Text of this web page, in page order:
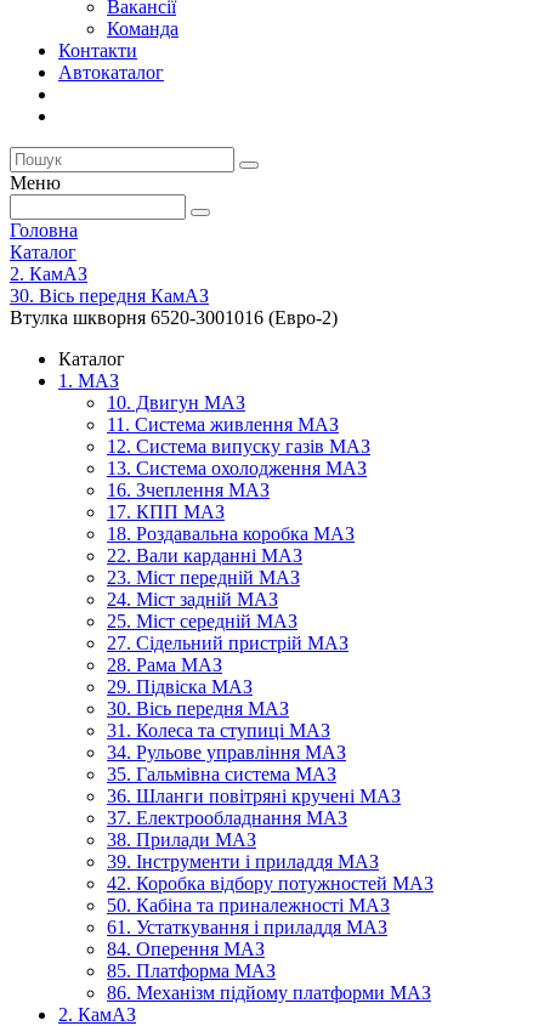
Вакансії
Команда
Контакти
Автокаталог
Меню
Головна
Каталог
2. КамАЗ
30. Вісь передня КамАЗ
Втулка шкворня 6520-3001016 (Евро-2)
Каталог
1. МАЗ
10. Двигун МАЗ
11. Система живлення МАЗ
12. Система випуску газів МАЗ
13. Система охолодження МАЗ
16. Зчеплення МАЗ
17. КПП МАЗ
18. Роздавальна коробка МАЗ
22. Вали карданні МАЗ
23. Міст передній МАЗ
24. Міст задній МАЗ
25. Міст середній МАЗ
27. Сідельний пристрій МАЗ
28. Рама МАЗ
29. Підвіска МАЗ
30. Вісь передня МАЗ
31. Колеса та ступиці МАЗ
34. Рульове управління МАЗ
35. Гальмівна система МАЗ
36. Шланги повітряні кручені МАЗ
37. Електрообладнання МАЗ
38. Прилади МАЗ
39. Інструменти і приладдя МАЗ
42. Коробка відбору потужностей МАЗ
50. Кабіна та приналежності МАЗ
61. Устаткування і приладдя МАЗ
84. Оперення МАЗ
85. Платформа МАЗ
86. Механізм підйому платформи МАЗ
2. КамАЗ